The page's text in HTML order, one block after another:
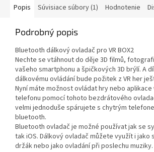
Popis Súvisiace súbory (1) Hodnotenie
Podrobný popis
Bluetooth dálkový ovladač pro VR BOX2
Nechte se vtáhnout do děje 3D filmů,
vašeho smartphonu a špičkových 3D brýlí. A
dálkovému ovládání bude požitek z VR her
Nyní máte možnost ovládat hry nebo
telefonu pomocí tohoto bezdrátového
velmi jednoduše spárujete s chytrým
bluetooth.
Bluetooth ovladač je možné používat jak se
tak iOS. Dálkový ovladač můžete využít i jako
držák nebo jako ovladání při poslechu muziky.